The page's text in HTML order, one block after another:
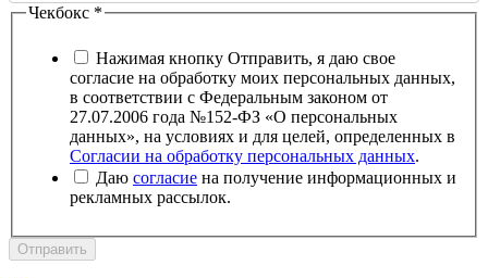
Чекбокс *
Нажимая кнопку Отправить, я даю свое
согласие на обработку моих персональных данных,
в соответствии с Федеральным законом от
27.07.2006 года №152-ФЗ «О персональных
данных», на условиях и для целей, определенных в
Согласии на обработку персональных данных.
Даю согласие на получение информационных и
рекламных рассылок.
Отправить